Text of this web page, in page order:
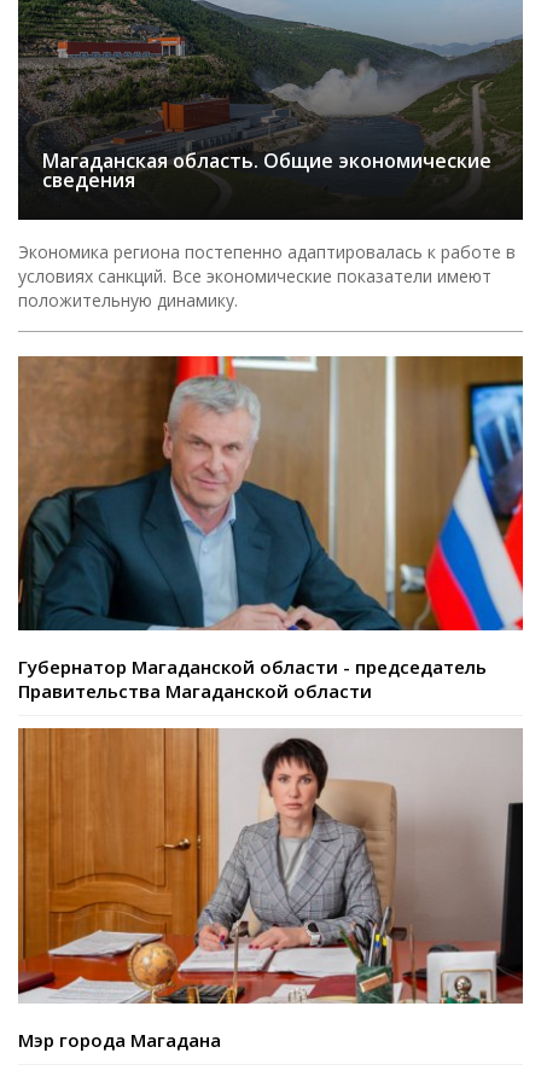
Магаданская область. Общие экономические
сведения
Экономика региона постепенно адаптировалась к работе в
условиях санкций. Все экономические показатели имеют
положительную динамику.
Губернатор Магаданской области - председатель
Правительства Магаданской области
Мэр города Магадана